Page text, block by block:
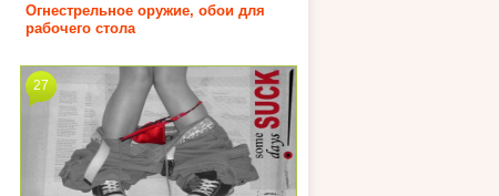
Огнестрельное оружие, обои для
рабочего стола
27